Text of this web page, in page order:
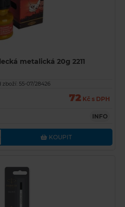
metalická 20g 2211
55-07/28426
72 Kč s DPH
INFO
KOUPIT